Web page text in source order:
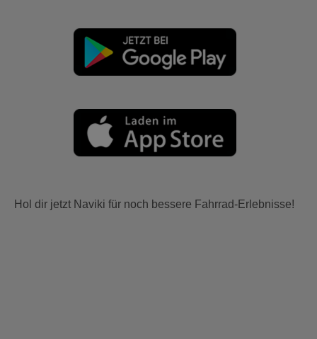
Hol dir jetzt Naviki für noch bessere Fahrrad-Erlebnisse!